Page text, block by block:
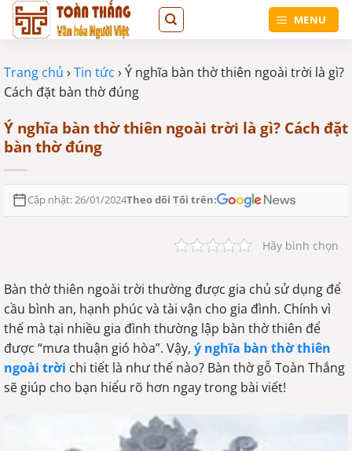
Bỏ
qua
dung
MENU
Trang chủ › Tin tức › Ý nghĩa bàn thờ thiên ngoài trời là gì?
Cách đặt bàn thờ đúng
Ý nghĩa bàn thờ thiên ngoài trời là gì? Cách đặt
bàn thờ đúng
Cập nhật: 26/01/2024Theo dõi Tôi trên:
Hãy bình chọn
Bàn thờ thiên ngoài trời thường được gia chủ sử dụng để
cầu bình an, hạnh phúc và tài vận cho gia đình. Chính vì
thế mà tại nhiều gia đình thường lập bàn thờ thiên để
được “mưa thuận gió hòa”. Vậy, ý nghĩa bàn thờ thiên
ngoài trời chi tiết là như thế nào? Bàn thờ gỗ Toàn Thắng
sẽ giúp cho bạn hiểu rõ hơn ngay trong bài viết!